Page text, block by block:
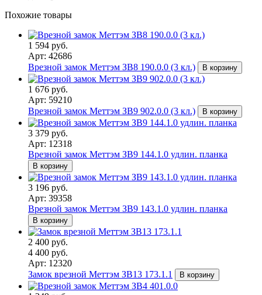
Похожие товары
1 594 руб.
Арт: 42686
Врезной замок Меттэм ЗВ8 190.0.0 (3 кл.)
В корзину
1 676 руб.
Арт: 59210
Врезной замок Меттэм ЗВ9 902.0.0 (3 кл.)
В корзину
3 379 руб.
Арт: 12318
Врезной замок Меттэм ЗВ9 144.1.0 удлин. планка
В корзину
3 196 руб.
Арт: 39358
Врезной замок Меттэм ЗВ9 143.1.0 удлин. планка
В корзину
2 400 руб.
4 400 руб.
Арт: 12320
Замок врезной Меттэм ЗВ13 173.1.1
В корзину